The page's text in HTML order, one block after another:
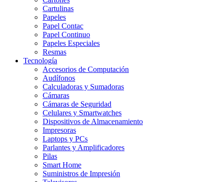
Cartulinas
Papeles
Papel Contac
Papel Continuo
Papeles Especiales
Resmas
Tecnología
Accesorios de Computación
Audífonos
Calculadoras y Sumadoras
Cámaras
Cámaras de Seguridad
Celulares y Smartwatches
Dispositivos de Almacenamiento
Impresoras
Laptops y PCs
Parlantes y Amplificadores
Pilas
Smart Home
Suministros de Impresión